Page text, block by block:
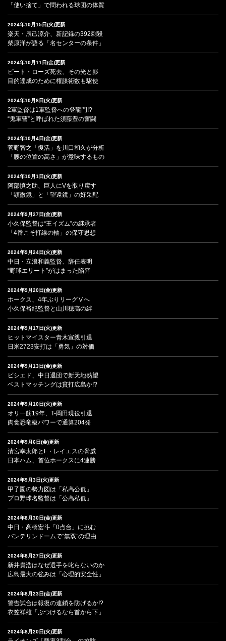
「使い捨て」で問われる球団の体質
2024年10月15日(火)更新
楽天・辰己涼介、新記録の392刺殺
柴原洋が語る「名センターの条件」
2024年10月11日(金)更新
ピート・ローズ死去、その光と影
目的達成のために権謀術数も駆使
2024年10月8日(火)更新
2軍監督は1軍監督への登龍門!?
“鬼軍曹”と呼ばれた須藤豊の奮闘
2024年10月4日(金)更新
菅野智之「復活」を川口和久が分析
「腰の位置の高さ」が意味するもの
2024年10月1日(火)更新
阿部慎之助、巨人にVを取り戻す
「顕微鏡」と「望遠鏡」の好采配
2024年9月27日(金)更新
小久保監督は“王イズム”の継承者
「4番こそ打線の軸」の保守思想
2024年9月24日(火)更新
中日・立浪和義監督、辞任表明
“野球エリート”がはまった陥穽
2024年9月20日(金)更新
ホークス、4年ぶりリーグⅤへ
小久保裕紀監督と山川穂高の絆
2024年9月17日(火)更新
ヒットマイスター青木宣親引退
日米2723安打は「勇気」の対価
2024年9月13日(金)更新
ビシエド、中日退団で新天地熱望
ベストマッチングは貧打広島か!?
2024年9月10日(火)更新
オリ一筋19年、T-岡田現役引退
肉食恐竜級パワーで通算204発
2024年9月6日(金)更新
清宮幸太郎とF・レイエスの脅威
日本ハム、首位ホークスに4連勝
2024年9月3日(火)更新
甲子園の勢力図は「私高公低」
プロ野球名監督は「公高私低」
2024年8月30日(金)更新
中日・髙橋宏斗「0点台」に挑む
バンテリンドームで“無双”の理由
2024年8月27日(火)更新
新井貴浩はなぜ選手を叱らないのか
広島最大の強みは「心理的安全性」
2024年8月23日(金)更新
警告試合は報復の連鎖を防げるか!?
衣笠祥雄「ぶつけるなら首から下」
2024年8月20日(火)更新